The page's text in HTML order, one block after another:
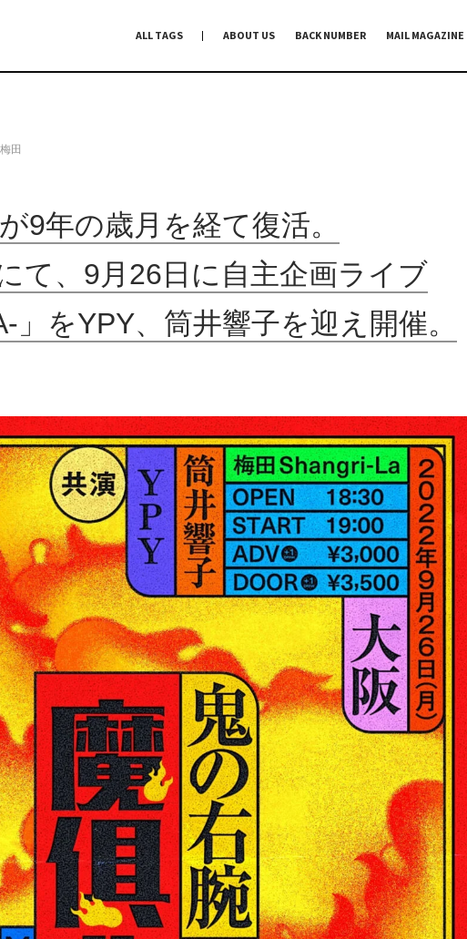
ALL TAGS ABOUT US BACK NUMBER MAIL MAGAZINE
田
9年の歳月を経て復活。
て、9月26日に自主企画ライブ
」をYPY、筒井響子を迎え開催。